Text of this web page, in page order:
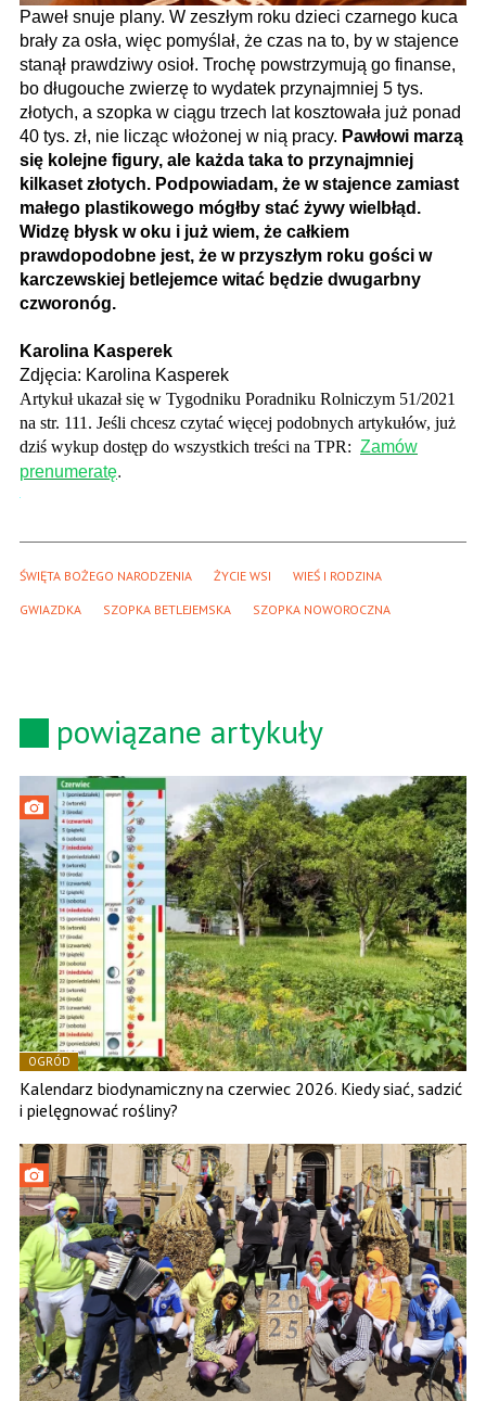
Paweł snuje plany. W zeszłym roku dzieci czarnego kuca
brały za osła, więc pomyślał, że czas na to, by w stajence
stanął prawdziwy osioł. Trochę powstrzymują go finanse,
bo długouche zwierzę to wydatek przynajmniej 5 tys.
złotych, a szopka w ciągu trzech lat kosztowała już ponad
40 tys. zł, nie licząc włożonej w nią pracy. Pawłowi marzą
się kolejne figury, ale każda taka to przynajmniej
kilkaset złotych. Podpowiadam, że w stajence zamiast
małego plastikowego mógłby stać żywy wielbłąd.
Widzę błysk w oku i już wiem, że całkiem
prawdopodobne jest, że w przyszłym roku gości w
karczewskiej betlejemce witać będzie dwugarbny
czworonóg.
Karolina Kasperek
Zdjęcia: Karolina Kasperek
Artykuł ukazał się w Tygodniku Poradniku Rolniczym 51/2021
na str. 111. Jeśli chcesz czytać więcej podobnych artykułów, już
dziś wykup dostęp do wszystkich treści na TPR: Zamów
prenumeratę.
ŚWIĘTA BOŻEGO NARODZENIA ŻYCIE WSI WIEŚ I RODZINA
GWIAZDKA SZOPKA BETLEJEMSKA SZOPKA NOWOROCZNA
powiązane artykuły
OGRÓD
Kalendarz biodynamiczny na czerwiec 2026. Kiedy siać, sadzić
i pielęgnować rośliny?